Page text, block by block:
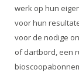
werk op hun
voor hun
voor de nodige
of dartbord, een